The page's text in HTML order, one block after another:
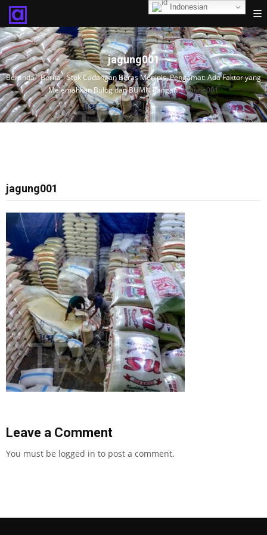
jagung001
Beranda›Berita›Stok Cadangan Beras Menipis, Pengamat: Ada Faktor yang
Melemahkan Bulog dan BUMN Pangan›jagung001
jagung001
Leave a Comment
You must be logged in to post a comment.
Indonesian